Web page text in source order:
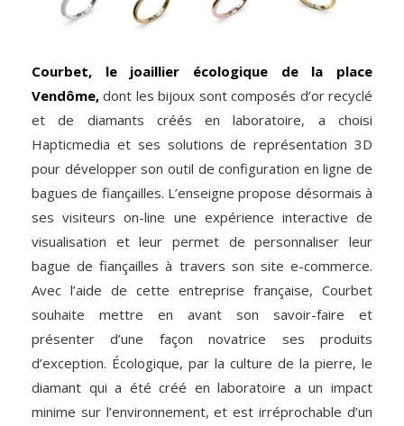
Courbet, le joaillier écologique de la place
Vendôme, dont les bijoux sont composés d’or recyclé
et de diamants créés en laboratoire, a choisi
Hapticmedia et ses solutions de représentation 3D
pour développer son outil de configuration en ligne de
bagues de fiançailles. L’enseigne propose désormais à
ses visiteurs on-line une expérience interactive de
visualisation et leur permet de personnaliser leur
bague de fiançailles à travers son site e-commerce.
Avec l’aide de cette entreprise française, Courbet
souhaite mettre en avant son savoir-faire et
présenter d’une façon novatrice ses produits
d’exception. Écologique, par la culture de la pierre, le
diamant qui a été créé en laboratoire a un impact
minime sur l’environnement, et est irréprochable d’un